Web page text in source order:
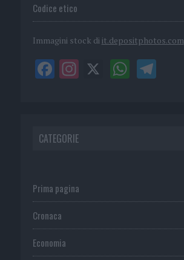
Codice etico
Immagini stock di it.depositphotos.com
CATEGORIE
Prima pagina
Cronaca
Economia